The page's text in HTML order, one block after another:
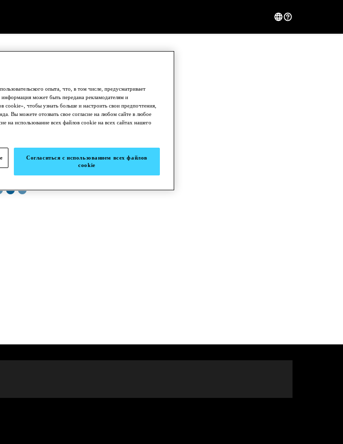
●●
опыта, что, в том числе, предусматривает
может быть передана рекламодателям и
чтобы узнать больше и настроить свои предпочтения,
Вы можете отозвать свое согласие на любом сайте в любое
на использование всех файлов cookie на всех сайтах нашего
Согласиться с использованием всех файлов
cookie